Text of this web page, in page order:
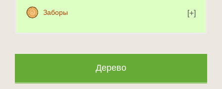
Заборы
Дерево